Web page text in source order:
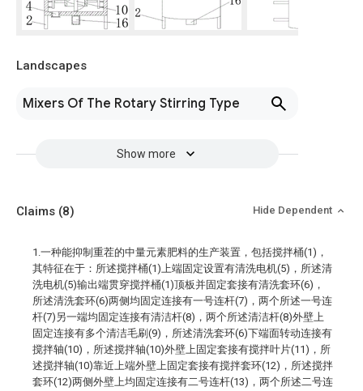
Landscapes
Mixers Of The Rotary Stirring Type
Show more
Claims (8) Hide Dependent
1.一种能抑制重茬的中量元素肥料的生产装置，包括搅拌桶(1)，
其特征在于：所述搅拌桶(1)上端固定设置有清洗电机(5)，所述清
洗电机(5)输出端贯穿搅拌桶(1)顶板并固定套接有清洗套环(6)，
所述清洗套环(6)两侧均固定连接有一号连杆(7)，两个所述一号连
杆(7)另一端均固定连接有清洁杆(8)，两个所述清洁杆(8)外壁上
固定连接有多个清洁毛刷(9)，所述清洗套环(6)下端面转动连接有
搅拌轴(10)，所述搅拌轴(10)外壁上固定套接有搅拌叶片(11)，所
述搅拌轴(10)靠近上端外壁上固定套接有搅拌套环(12)，所述搅拌
套环(12)两侧外壁上均固定连接有二号连杆(13)，两个所述二号连